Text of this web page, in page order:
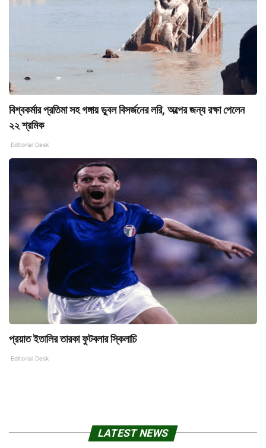
বিশ্বকর্মার প্রতিমা সহ গঙ্গায় ডুবল বিসর্জনের লরি, অল্পের জন্য রক্ষা পেলেন
২২ শ্রমিক
Editorial Desk
প্রয়াত ইতালির তারকা ফুটবলার স্কিলাচি
Editorial Desk
LATEST NEWS